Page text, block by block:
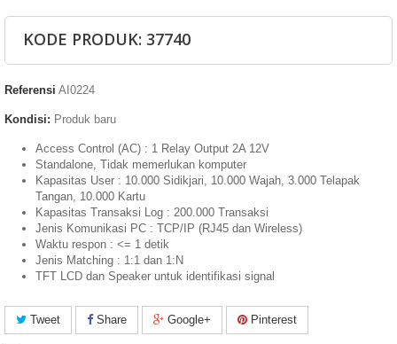
KODE PRODUK: 37740
Referensi AI0224
Kondisi: Produk baru
Access Control (AC) : 1 Relay Output 2A 12V
Standalone, Tidak memerlukan komputer
Kapasitas User : 10.000 Sidikjari, 10.000 Wajah, 3.000 Telapak
Tangan, 10.000 Kartu
Kapasitas Transaksi Log : 200.000 Transaksi
Jenis Komunikasi PC : TCP/IP (RJ45 dan Wireless)
Waktu respon : <= 1 detik
Jenis Matching : 1:1 dan 1:N
TFT LCD dan Speaker untuk identifikasi signal
Tweet Share Google+ Pinterest